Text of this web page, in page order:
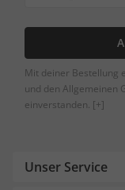
Mit deiner Bestellung
und den Allgemeinen
einverstanden. [+]
Unser Service